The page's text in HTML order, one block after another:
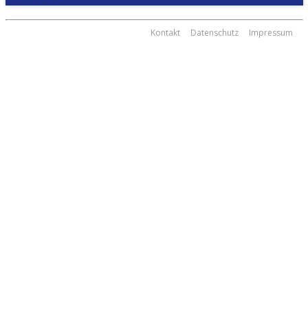
Kontakt Datenschutz Impressum